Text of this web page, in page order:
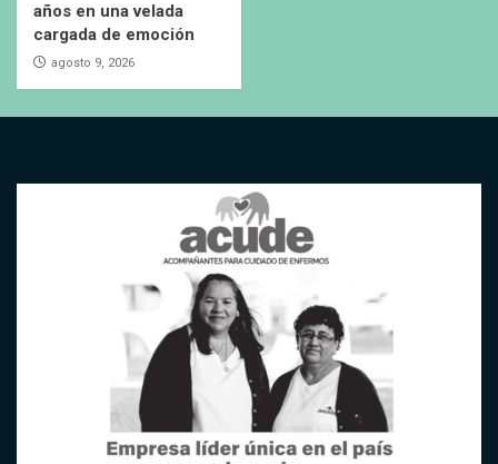
años en una velada
cargada de emoción
agosto 9, 2026